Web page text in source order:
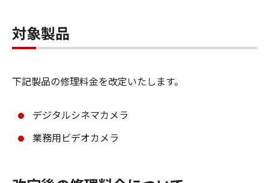
対象製品
下記製品の修理料金を改定いたします。
デジタルシネマカメラ
業務用ビデオカメラ